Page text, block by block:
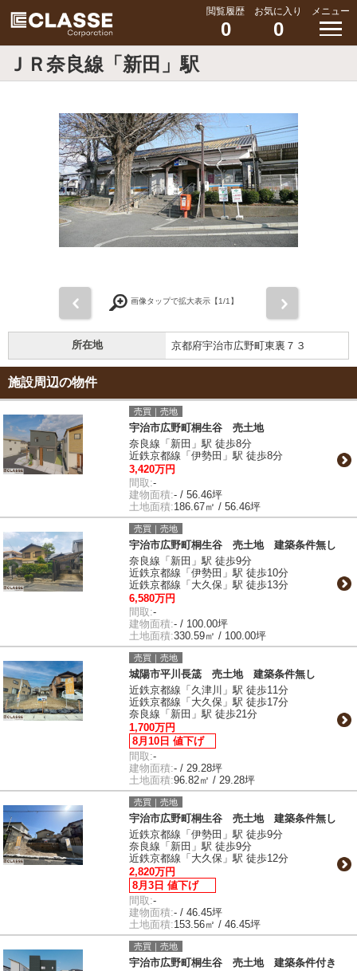
閲覧履歴
0
お気に入り
0
メニュー
ＪＲ奈良線「新田」駅
画像タップで拡大表示【1/1】
所在地 京都府宇治市広野町東裏７３
施設周辺の物件
売買｜売地
宇治市広野町桐生谷 売土地
奈良線「新田」駅 徒歩8分
近鉄京都線「伊勢田」駅 徒歩8分
3,420万円
間取:-
建物面積:- / 56.46坪
土地面積:186.67㎡ / 56.46坪
売買｜売地
宇治市広野町桐生谷 売土地 建築条件無し
奈良線「新田」駅 徒歩9分
近鉄京都線「伊勢田」駅 徒歩10分
近鉄京都線「大久保」駅 徒歩13分
6,580万円
間取:-
建物面積:- / 100.00坪
土地面積:330.59㎡ / 100.00坪
売買｜売地
城陽市平川長筬 売土地 建築条件無し
近鉄京都線「久津川」駅 徒歩11分
近鉄京都線「大久保」駅 徒歩17分
奈良線「新田」駅 徒歩21分
1,700万円
8月10日 値下げ
間取:-
建物面積:- / 29.28坪
土地面積:96.82㎡ / 29.28坪
売買｜売地
宇治市広野町桐生谷 売土地 建築条件無し
近鉄京都線「伊勢田」駅 徒歩9分
奈良線「新田」駅 徒歩9分
近鉄京都線「大久保」駅 徒歩12分
2,820万円
8月3日 値下げ
間取:-
建物面積:- / 46.45坪
土地面積:153.56㎡ / 46.45坪
売買｜売地
宇治市広野町桐生谷 売土地 建築条件付き